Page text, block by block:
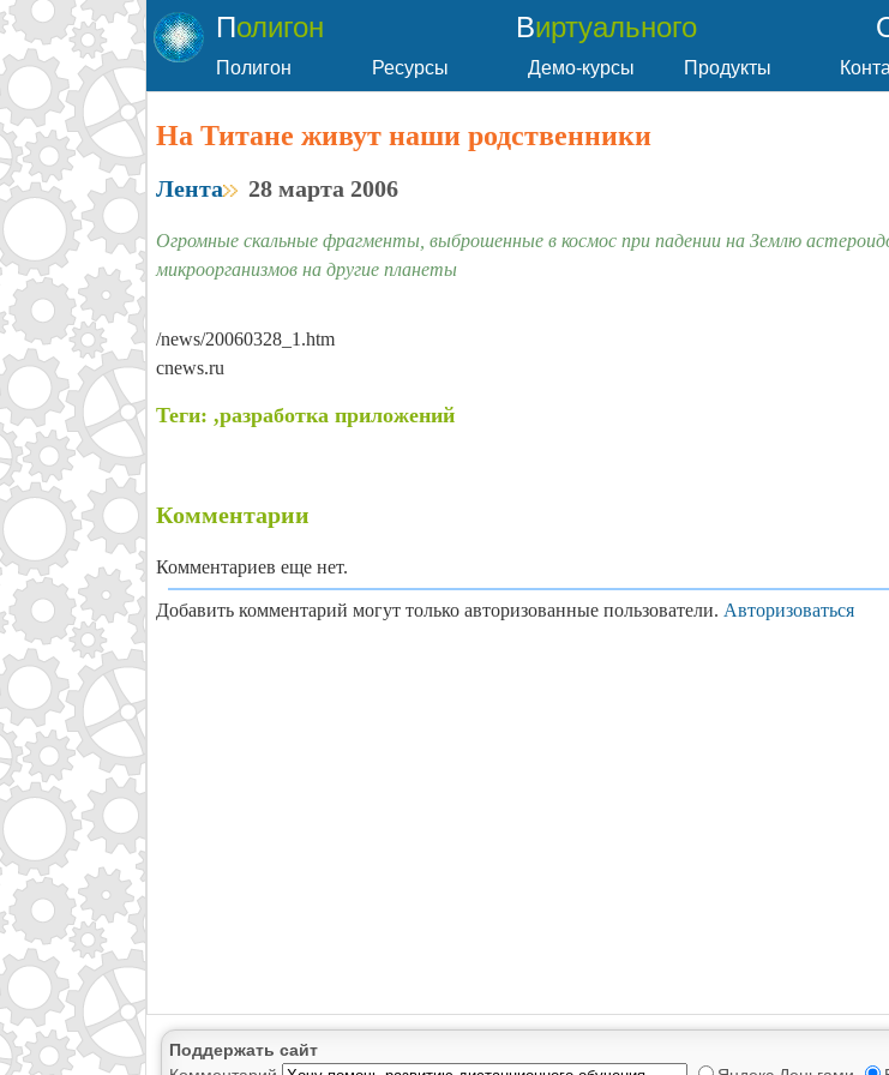
Полигон Виртуального
Полигон Ресурсы Демо-курсы Продукты
На Титане живут наши родственники
Лента 28 марта 2006
Огромные скальные фрагменты, выброшенные в космос при падении на Землю
микроорганизмов на другие планеты
/news/20060328_1.htm
cnews.ru
Теги: ,разработка приложений
Комментарии
Комментариев еще нет.
Добавить комментарий могут только авторизованные пользователи. Авторизоваться
Поддержать сайт